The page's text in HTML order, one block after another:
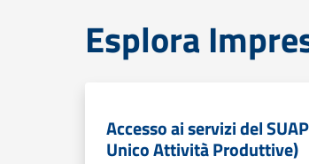
Esplora
Accesso ai servizi del
Unico Attività Produttive)